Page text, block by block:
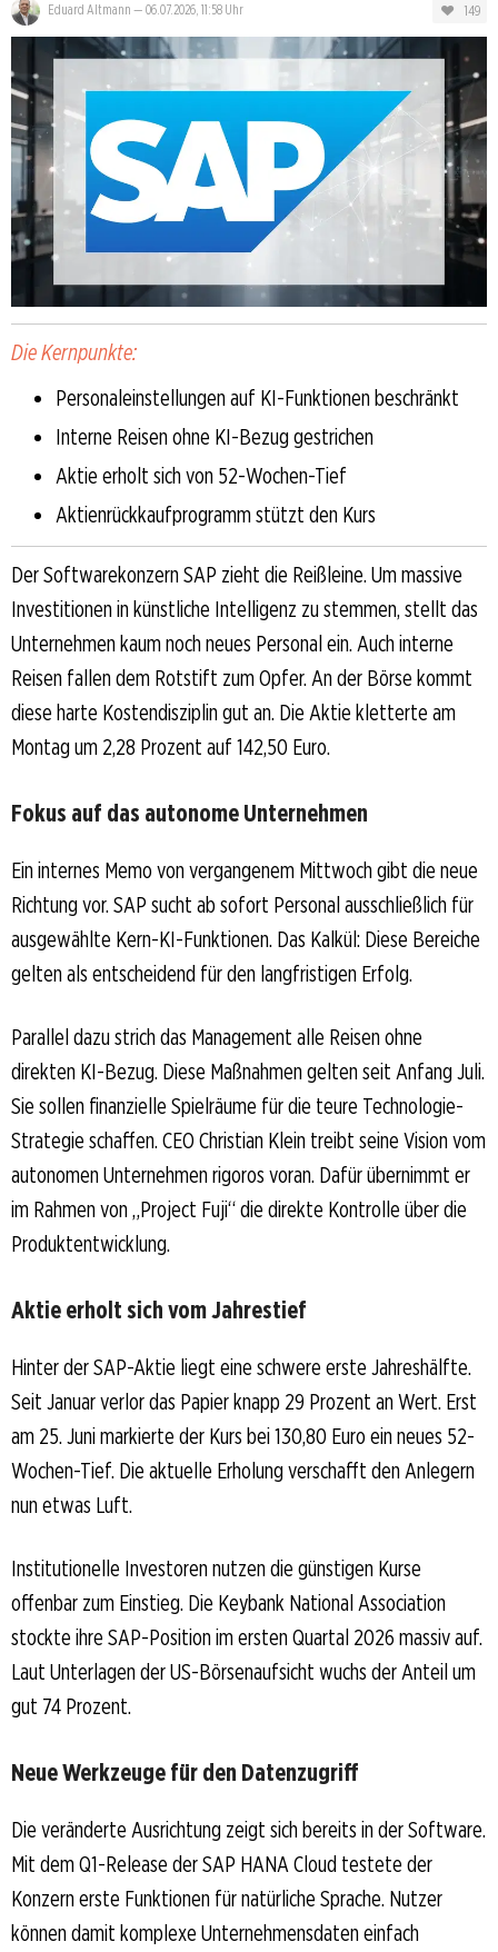
Eduard Altmann — 06.07.2026, 11:58 Uhr 149
Die Kernpunkte:
Personaleinstellungen auf KI-Funktionen beschränkt
Interne Reisen ohne KI-Bezug gestrichen
Aktie erholt sich von 52-Wochen-Tief
Aktienrückkaufprogramm stützt den Kurs
Der Softwarekonzern SAP zieht die Reißleine. Um massive
Investitionen in künstliche Intelligenz zu stemmen, stellt das
Unternehmen kaum noch neues Personal ein. Auch interne
Reisen fallen dem Rotstift zum Opfer. An der Börse kommt
diese harte Kostendisziplin gut an. Die Aktie kletterte am
Montag um 2,28 Prozent auf 142,50 Euro.
Fokus auf das autonome Unternehmen
Ein internes Memo von vergangenem Mittwoch gibt die neue
Richtung vor. SAP sucht ab sofort Personal ausschließlich für
ausgewählte Kern-KI-Funktionen. Das Kalkül: Diese Bereiche
gelten als entscheidend für den langfristigen Erfolg.
Parallel dazu strich das Management alle Reisen ohne
direkten KI-Bezug. Diese Maßnahmen gelten seit Anfang Juli.
Sie sollen finanzielle Spielräume für die teure Technologie-
Strategie schaffen. CEO Christian Klein treibt seine Vision vom
autonomen Unternehmen rigoros voran. Dafür übernimmt er
im Rahmen von „Project Fuji“ die direkte Kontrolle über die
Produktentwicklung.
Aktie erholt sich vom Jahrestief
Hinter der SAP-Aktie liegt eine schwere erste Jahreshälfte.
Seit Januar verlor das Papier knapp 29 Prozent an Wert. Erst
am 25. Juni markierte der Kurs bei 130,80 Euro ein neues 52-
Wochen-Tief. Die aktuelle Erholung verschafft den Anlegern
nun etwas Luft.
Institutionelle Investoren nutzen die günstigen Kurse
offenbar zum Einstieg. Die Keybank National Association
stockte ihre SAP-Position im ersten Quartal 2026 massiv auf.
Laut Unterlagen der US-Börsenaufsicht wuchs der Anteil um
gut 74 Prozent.
Neue Werkzeuge für den Datenzugriff
Die veränderte Ausrichtung zeigt sich bereits in der Software.
Mit dem Q1-Release der SAP HANA Cloud testete der
Konzern erste Funktionen für natürliche Sprache. Nutzer
können damit komplexe Unternehmensdaten einfach